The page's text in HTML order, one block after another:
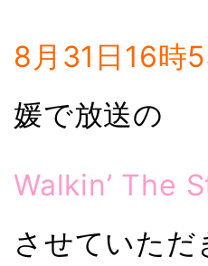
8月31日16時
媛で放送の
Walkin’ The
させていた